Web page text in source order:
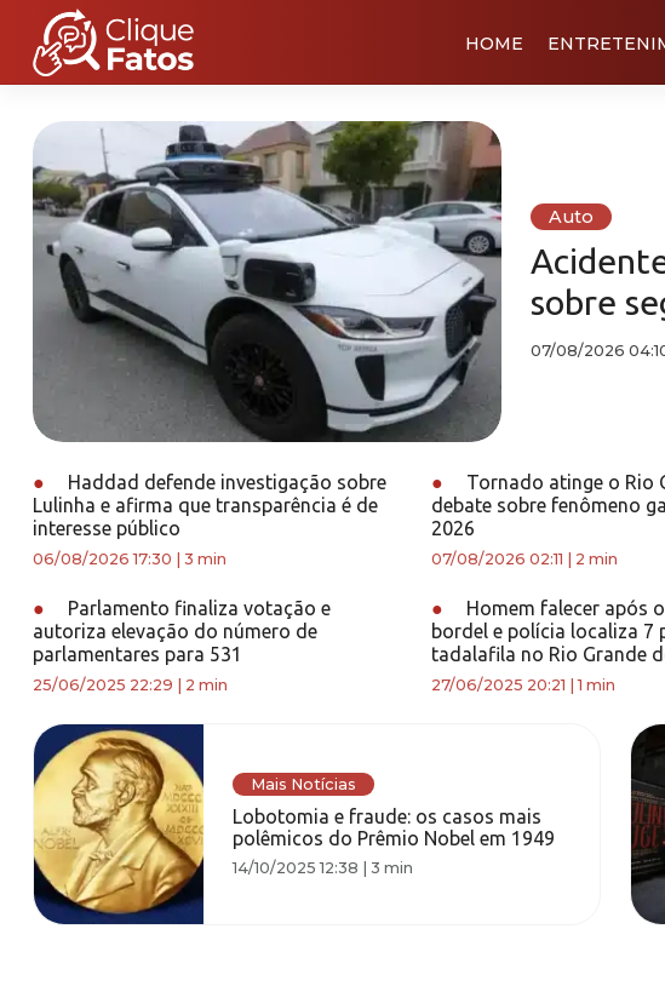
HOME
Auto
sobre
07/08/2026
●
Haddad defende investigação sobre
Lulinha e afirma que transparência é de
interesse público
06/08/2026 17:30 3 min
●
Tornado atinge o Rio
debate sobre fenômeno
2026
07/08/2026 02:11 2 min
●
Parlamento finaliza votação e
autoriza elevação do número de
parlamentares para 531
25/06/2025 22:29 2 min
●
Homem falecer após
bordel e polícia localiza 7
tadalafila no Rio Grande
27/06/2025 20:21 |1 min
Mais Notícias
Lobotomia e fraude: os casos mais
polêmicos do Prêmio Nobel em 1949
14/10/2025 12:38 | 3 min